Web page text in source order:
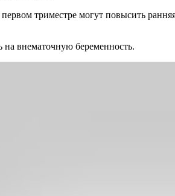
триместре могут повысить
на внематочную беременность.